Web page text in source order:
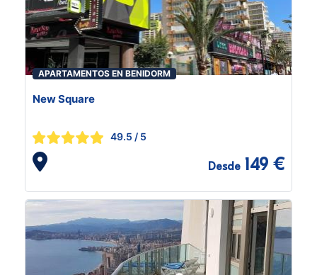
APARTAMENTOS EN BENIDORM
New Square
49.5 / 5
Desde 149 €